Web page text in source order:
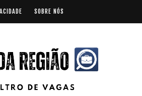
SOBRE NÓS